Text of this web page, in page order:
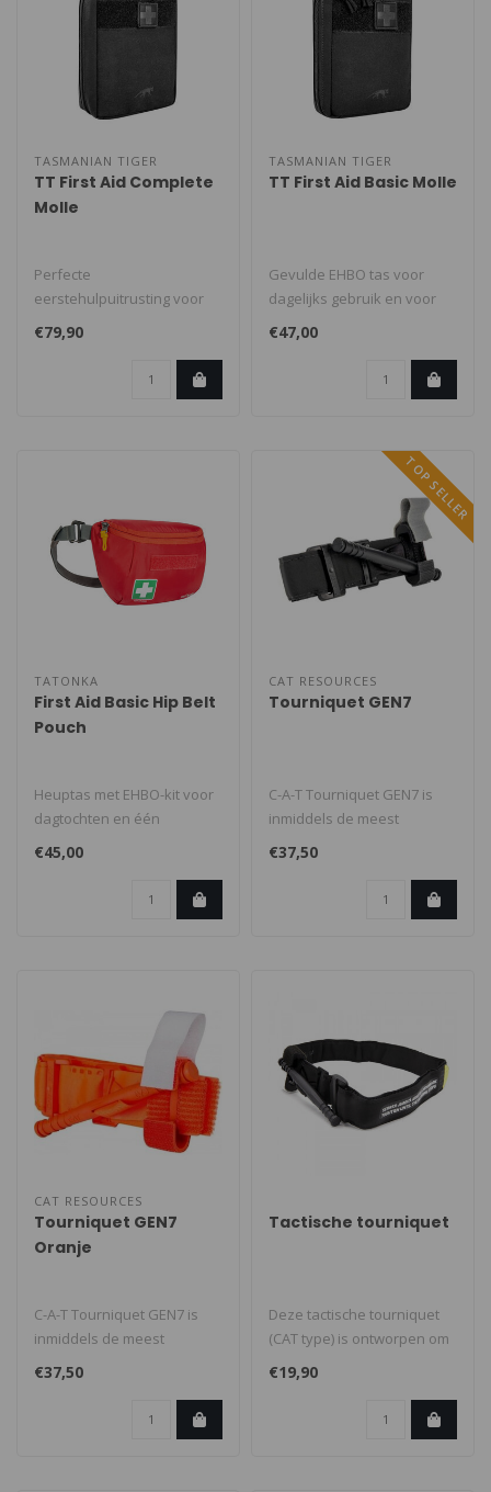
TASMANIAN TIGER
TT First Aid Complete
Molle
Perfecte
eerstehulpuitrusting voor
alle buitenactiviteiten.
Ideaal voor missies ..
€79,90
TASMANIAN TIGER
TT First Aid Basic Molle
Gevulde EHBO tas voor
dagelijks gebruik en voor
één persoon. Voor
bevestiging ..
€47,00
TATONKA
First Aid Basic Hip Belt
Pouch
Heuptas met EHBO-kit voor
dagtochten en één
persoon. Vooral in
noodgevallen ku..
€45,00
TOP SELLER
CAT RESOURCES
Tourniquet GEN7
C-A-T Tourniquet GEN7 is
inmiddels de meest
gebruikte tourniquet ter
wereld. N..
€37,50
CAT RESOURCES
Tourniquet GEN7
Oranje
C-A-T Tourniquet GEN7 is
inmiddels de meest
gebruikte tourniquet ter
wereld. N..
€37,50
Tactische tourniquet
Deze tactische tourniquet
(CAT type) is ontworpen om
snel een
levensbedreigende ..
€19,90